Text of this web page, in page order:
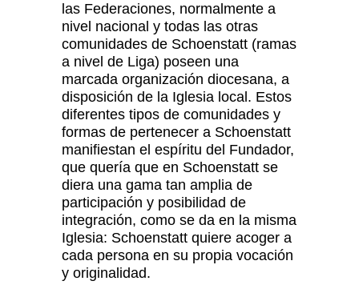
las Federaciones, normalmente a
nivel nacional y todas las otras
comunidades de Schoenstatt (ramas
a nivel de Liga) poseen una
marcada organización diocesana, a
disposición de la Iglesia local. Estos
diferentes tipos de comunidades y
formas de pertenecer a Schoenstatt
manifiestan el espíritu del Fundador,
que quería que en Schoenstatt se
diera una gama tan amplia de
participación y posibilidad de
integración, como se da en la misma
Iglesia: Schoenstatt quiere acoger a
cada persona en su propia vocación
y originalidad.